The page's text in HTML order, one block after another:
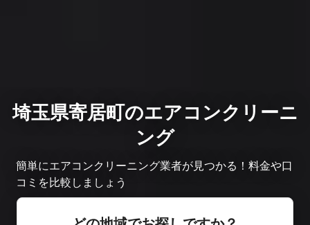
埼玉県寄居町のエアコンクリーニ
ング
簡単にエアコンクリーニング業者が見つかる！料金や口
コミを比較しましょう